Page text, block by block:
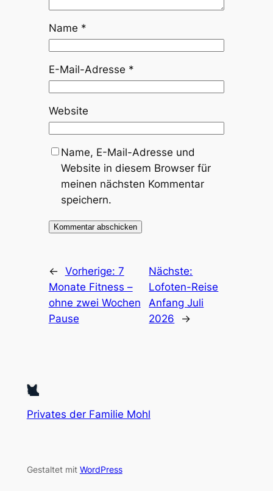
Name *
E-Mail-Adresse *
Website
Name, E-Mail-Adresse und
Website in diesem Browser für
meinen nächsten Kommentar
speichern.
← Vorherige: 7
Monate Fitness –
ohne zwei Wochen
Pause
Nächste:
Lofoten-Reise
Anfang Juli
2026
→
Privates der Familie Mohl
Gestaltet mit WordPress